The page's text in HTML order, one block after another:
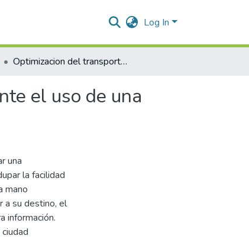
Log In
Optimizacion del transporte publico en Valledupar mediante el uso de una aplicacion movil para la gestion de rutas y destinos
el uso de una
una
la facilidad
mano
a su destino, el
información.